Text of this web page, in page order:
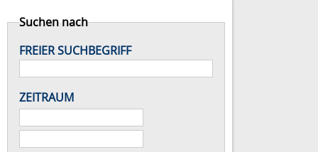
Suchen nach
FREIER SUCHBEGRIFF
ZEITRAUM